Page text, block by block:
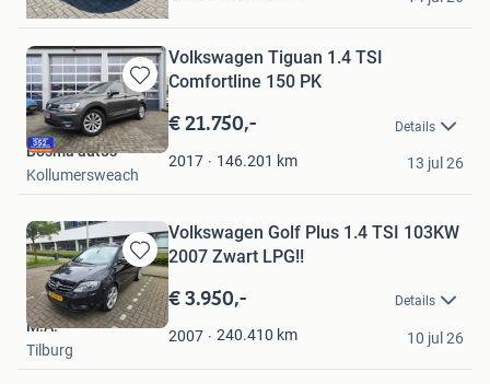
Hoorn
Bewaren
in
Mijn
Favorieten
Volkswagen Tiguan 1.4 TSI
Comfortline 150 PK
€ 21.750,- Details
2017 146.201 km
Bosma auto's
Kollumersweach
13 jul 26
Bewaren
in
Mijn
Favorieten
Volkswagen Golf Plus 1.4 TSI 103KW
2007 Zwart LPG!!
€ 3.950,- Details
2007 240.410 km
M.A.
Tilburg
10 jul 26